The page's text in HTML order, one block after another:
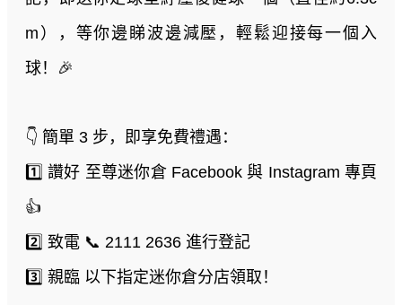
m），等你邊睇波邊減壓，輕鬆迎接每一個入
球！🎉
👇 簡單 3 步，即享免費禮遇：
1️⃣ 讚好 至尊迷你倉 Facebook 與 Instagram 專頁
👍
2️⃣ 致電 📞 2111 2636 進行登記
3️⃣ 親臨 以下指定迷你倉分店領取！